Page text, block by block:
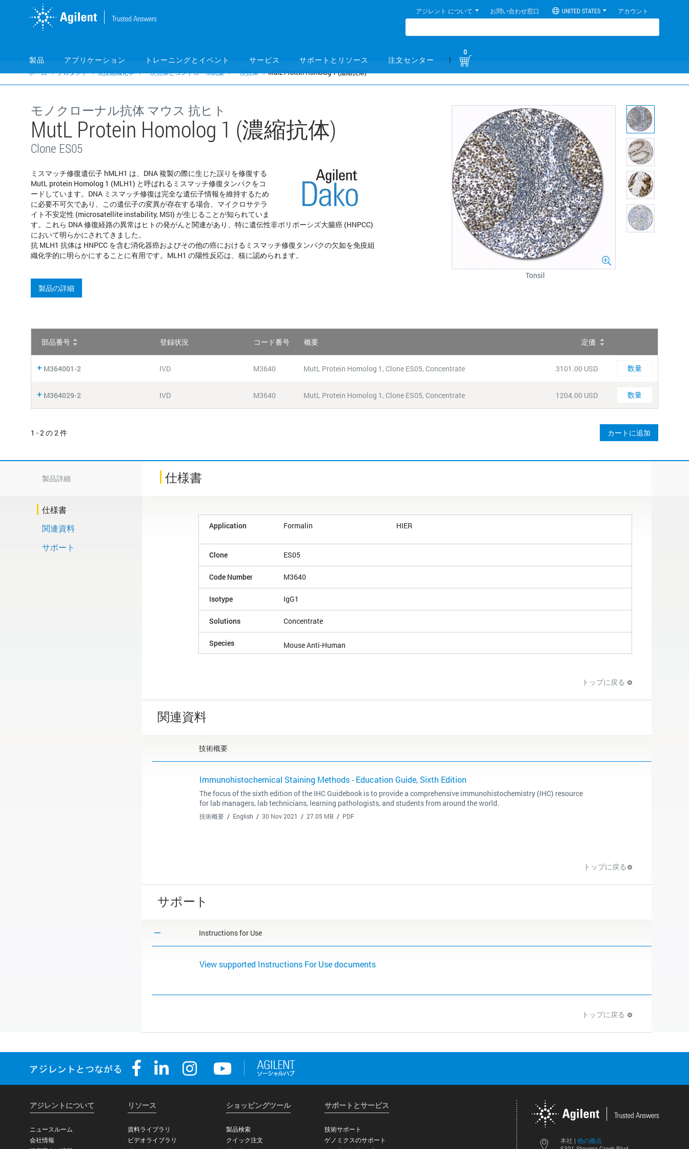
アジレント について お問い合わせ窓口 UNITED STATES アカウント
製品 アプリケーション トレーニングとイベント サービス サポートとリソース 注文センター |
0
ホーム プロダクト 免疫組織化学 一次抗体とコントロール試薬 一次抗体 MutL Protein Homolog 1 (濃縮抗体)
Tonsil
MutL Protein Homolog 1 (濃縮抗体)
Clone ES05
ミスマッチ修復遺伝子 hMLH1 は、DNA 複製の際に生じた誤りを修復する
MutL protein Homolog 1 (MLH1) と呼ばれるミスマッチ修復タンパクをコ
ードしています。DNA ミスマッチ修復は完全な遺伝子情報を維持するため
に必要不可欠であり、この遺伝子の変異が存在する場合、マイクロサテラ
イト不安定性 (microsatellite instability, MSI) が生じることが知られていま
す。これら DNA 修復経路の異常はヒトの発がんと関連があり、特に遺伝性非ポリポーシズ大腸癌 (HNPCC)
において明らかにされてきました。
抗 MLH1 抗体は HNPCC を含む消化器癌およびその他の癌におけるミスマッチ修復タンパクの欠如を免疫組
織化学的に明らかにすることに有用です。MLH1 の陽性反応は、核に認められます。
モノクローナル抗体 マウス 抗ヒト
製品の詳細
部品番号 登録状況 コード番号 概要 定価
量
M364001-2 IVD M3640 MutL Protein Homolog 1, Clone ES05, Concentrate 3101.00 USD Quantity
M364029-2 IVD M3640 MutL Protein Homolog 1, Clone ES05, Concentrate 1204.00 USD Quantity
1 - 2 の 2 件 カートに追加
製品詳細
仕様書
関連資料
サポート
仕様書
Application Formalin HIER
Clone ES05
Code Number M3640
Isotype IgG1
Solutions Concentrate
Species Mouse Anti-Human
トップに戻る
関連資料
技術概要
Immunohistochemical Staining Methods - Education Guide, Sixth Edition
The focus of the sixth edition of the IHC Guidebook is to provide a comprehensive immunohistochemistry (IHC) resource
for lab managers, lab technicians, learning pathologists, and students from around the world.
技術概要 English 30 Nov 2021 27.05 MB PDF
トップに戻る
サポート
Instructions for Use
View supported Instructions For Use documents
トップに戻る
本社 | 他の拠点
アジレントについて
ニュースルーム
会社情報
リソース
資料ライブラリ
ビデオライブラリ
ショッピングツール
製品検索
クイック注文
サポートとサービス
技術サポート
ゲノミクスのサポート